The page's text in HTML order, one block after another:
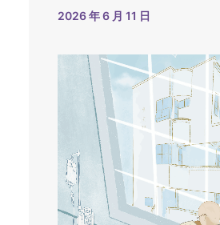
2026 年 6 月 11 日